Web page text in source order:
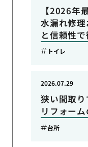
【2026年
水漏れ修
と信頼性
トイレ
狭い間取
リフォー
2026.07.29
台所